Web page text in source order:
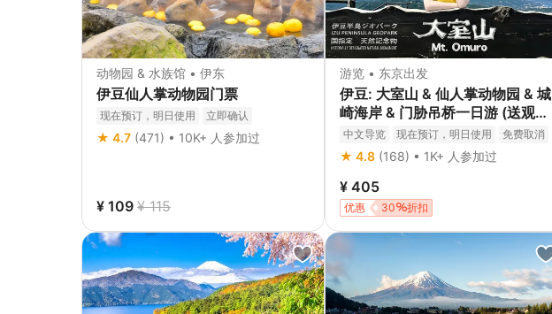
动物园 & 水族馆 • 伊东
伊豆仙人掌动物园门票
现在预订，明日使用 立即确认
★ 4.7 (471) • 10K+ 人参加过
¥ 109 ¥ 115
游览 • 东京出发
伊豆: 大室山 & 仙人掌动物园 & 城
崎海岸 & 门胁吊桥一日游 (送观海
列车体验)
中文导览 现在预订，明日使用
免费取消
立即确认
★ 4.8 (168) • 1K+ 人参加过
¥ 405
30 折扣
优惠